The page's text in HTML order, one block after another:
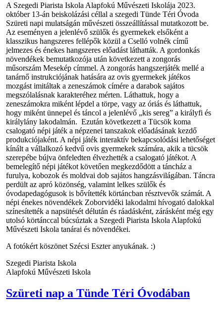
A Szegedi Piarista Iskola Alapfokú Művészeti Iskolája 2023.
október 13-án beiskolázási céllal a szegedi Tünde Téri Óvoda
Szüreti napi mulatságán művészeti összeállítással mutatkozott be.
Az eseményen a jelenlévő szülők és gyermekek elsőként a
klasszikus hangszeres fellépők közül a Cselló volnék című
jelmezes és énekes hangszeres előadást láthatták. A gordonkás
növendékek bemutatkozója után következett a zongorás
műsorszám Mesekép címmel. A zongorás hangszerjáték mellé a
tanárnő instrukciójának hatására az ovis gyermekek játékos
mozgást imitáltak a zeneszámok címére a darabok sajátos
megszólalásnak karakteréhez mérten. Láthattuk, hogy a
zeneszámokra miként lépdel a törpe, vagy az óriás és láthattuk,
hogy miként ünnepel és táncol a jelenlévő „kis sereg” a királyfi és
királylány lakodalmán. Ezután következett a Tücsök koma
csalogató népi játék a népzenei tanszakok előadásának kezdő
produkciójaként. A népi játék interaktív bekapcsolódási lehetőséget
kínált a vállalkozó kedvű ovis gyermekek számára, akik a tücsök
szerepébe bújva önfeledten élvezhették a csalogató játékot. A
bemelegítő népi játékot követően megkezdődött a táncház a
furulya, kobozok és moldvai dob sajátos hangzásvilágában. Táncra
perdült az apró közönség, valamint lelkes szülők és
óvodapedagógusok is bővítették körtáncban résztvevők számát. A
népi énekes növendékek Zoborvidéki lakodalmi hívogató dalokkal
színesítették a napsütését délután és ráadásként, zárásként még egy
utolsó körtánccal búcsúztak a Szegedi Piarista Iskola Alapfokú
Művészeti Iskola tanárai és növendékei.
A fotókért köszönet Szécsi Eszter anyukának. :)
Szegedi Piarista Iskola
Alapfokú Művészeti Iskola
Szüreti nap a Tünde Téri Óvodában